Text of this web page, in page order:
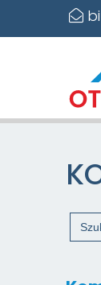
for: